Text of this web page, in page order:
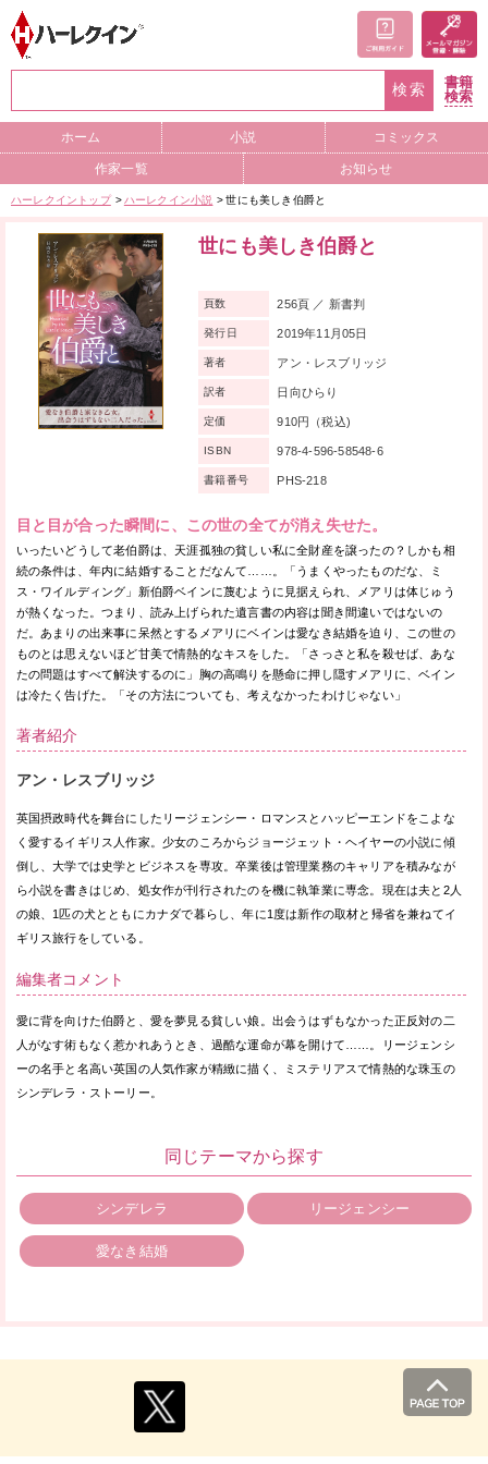
検索
書籍
検索
ホーム 小説 コミックス
作家一覧 お知らせ
ハーレクイントップ ハーレクイン小説 世にも美しき伯爵と
世にも美しき伯爵と
目と目が合った瞬間に、この世の全てが消え失せた。
いったいどうして老伯爵は、天涯孤独の貧しい私に全財産を譲ったの？しかも相
続の条件は、年内に結婚することだなんて……。「うまくやったものだな、ミ
ス・ワイルディング」新伯爵ベインに蔑むように見据えられ、メアリは体じゅう
が熱くなった。つまり、読み上げられた遺言書の内容は聞き間違いではないの
だ。あまりの出来事に呆然とするメアリにベインは愛なき結婚を迫り、この世の
ものとは思えないほど甘美で情熱的なキスをした。「さっさと私を殺せば、あな
たの問題はすべて解決するのに」胸の高鳴りを懸命に押し隠すメアリに、ベイン
は冷たく告げた。「その方法についても、考えなかったわけじゃない」
頁数 256頁 ／ 新書判
発行日 2019年11月05日
著者 アン・レスブリッジ
訳者 日向ひらり
定価 910円（税込)
ISBN 978-4-596-58548-6
書籍番号 PHS-218
著者紹介
アン・レスブリッジ
英国摂政時代を舞台にしたリージェンシー・ロマンスとハッピーエンドをこよな
く愛するイギリス人作家。少女のころからジョージェット・ヘイヤーの小説に傾
倒し、大学では史学とビジネスを専攻。卒業後は管理業務のキャリアを積みなが
ら小説を書きはじめ、処女作が刊行されたのを機に執筆業に専念。現在は夫と2人
の娘、1匹の犬とともにカナダで暮らし、年に1度は新作の取材と帰省を兼ねてイ
ギリス旅行をしている。
編集者コメント
愛に背を向けた伯爵と、愛を夢見る貧しい娘。出会うはずもなかった正反対の二
人がなす術もなく惹かれあうとき、過酷な運命が幕を開けて……。リージェンシ
ーの名手と名高い英国の人気作家が精緻に描く、ミステリアスで情熱的な珠玉の
シンデレラ・ストーリー。
同じテーマから探す
シンデレラ リージェンシー
愛なき結婚